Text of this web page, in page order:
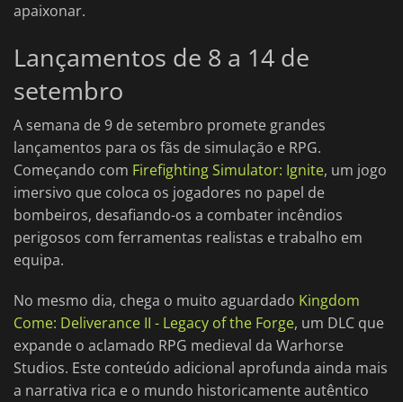
apaixonar.
Lançamentos de 8 a 14 de
setembro
A semana de 9 de setembro promete grandes
lançamentos para os fãs de simulação e RPG.
Começando com Firefighting Simulator: Ignite, um jogo
imersivo que coloca os jogadores no papel de
bombeiros, desafiando-os a combater incêndios
perigosos com ferramentas realistas e trabalho em
equipa.
No mesmo dia, chega o muito aguardado Kingdom
Come: Deliverance II - Legacy of the Forge, um DLC que
expande o aclamado RPG medieval da Warhorse
Studios. Este conteúdo adicional aprofunda ainda mais
a narrativa rica e o mundo historicamente autêntico